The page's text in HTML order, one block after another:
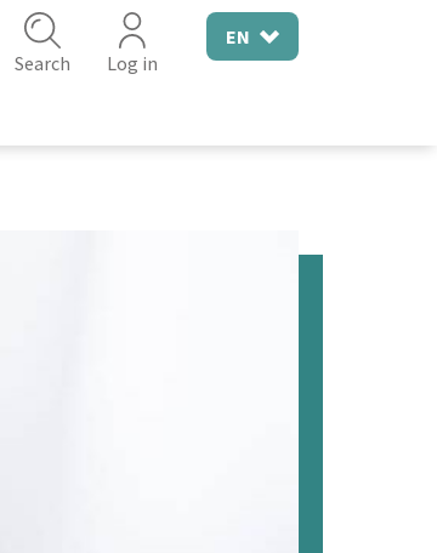
Search Log in
EN